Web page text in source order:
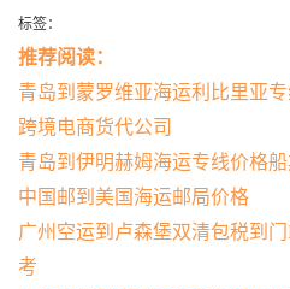
标签：
推荐阅读：
青岛到蒙罗维亚海运利比里亚
跨境电商货代公司
青岛到伊明赫姆海运专线价格
中国邮到美国海运邮局价格
广州空运到卢森堡双清包税到
考